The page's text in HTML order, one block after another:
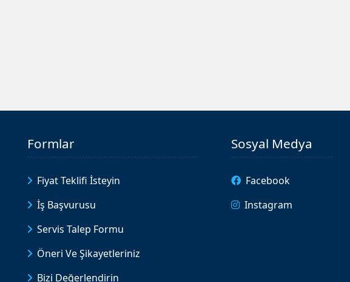
Formlar
Fiyat Teklifi İsteyin
İş Başvurusu
Servis Talep Formu
Öneri Ve Şikayetleriniz
Bizi Değerlendirin
Sosyal Medya
Facebook
Instagram